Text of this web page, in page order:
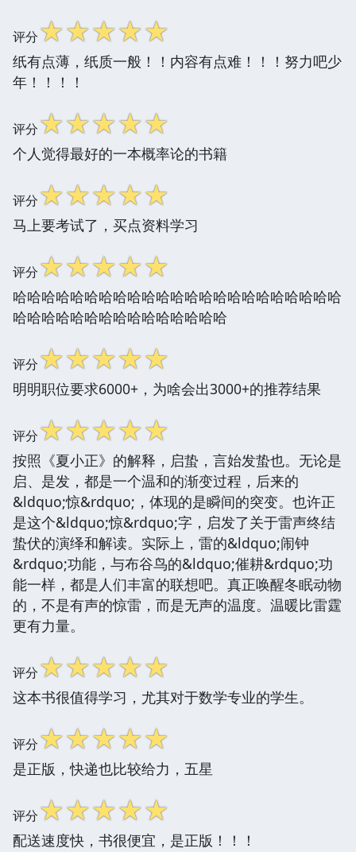
评分☆☆☆☆☆
纸有点薄，纸质一般！！内容有点难！！！努力吧少
年！！！！
评分☆☆☆☆☆
个人觉得最好的一本概率论的书籍
评分☆☆☆☆☆
马上要考试了，买点资料学习
评分☆☆☆☆☆
哈哈哈哈哈哈哈哈哈哈哈哈哈哈哈哈哈哈哈哈哈哈哈
哈哈哈哈哈哈哈哈哈哈哈哈哈哈哈
评分☆☆☆☆☆
明明职位要求6000+，为啥会出3000+的推荐结果
评分☆☆☆☆☆
按照《夏小正》的解释，启蛰，言始发蛰也。无论是
启、是发，都是一个温和的渐变过程，后来的
&ldquo;惊&rdquo;，体现的是瞬间的突变。也许正
是这个&ldquo;惊&rdquo;字，启发了关于雷声终结
蛰伏的演绎和解读。实际上，雷的&ldquo;闹钟
&rdquo;功能，与布谷鸟的&ldquo;催耕&rdquo;功
能一样，都是人们丰富的联想吧。真正唤醒冬眠动物
的，不是有声的惊雷，而是无声的温度。温暖比雷霆
更有力量。
评分☆☆☆☆☆
这本书很值得学习，尤其对于数学专业的学生。
评分☆☆☆☆☆
是正版，快递也比较给力，五星
评分☆☆☆☆☆
配送速度快，书很便宜，是正版！！！